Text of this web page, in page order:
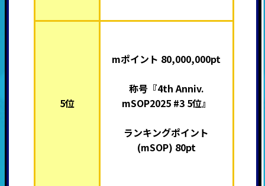
5位
mポイント 80,000,000pt
称号『4th Anniv.
mSOP2025 #3 5位』
ランキングポイント
(mSOP) 80pt